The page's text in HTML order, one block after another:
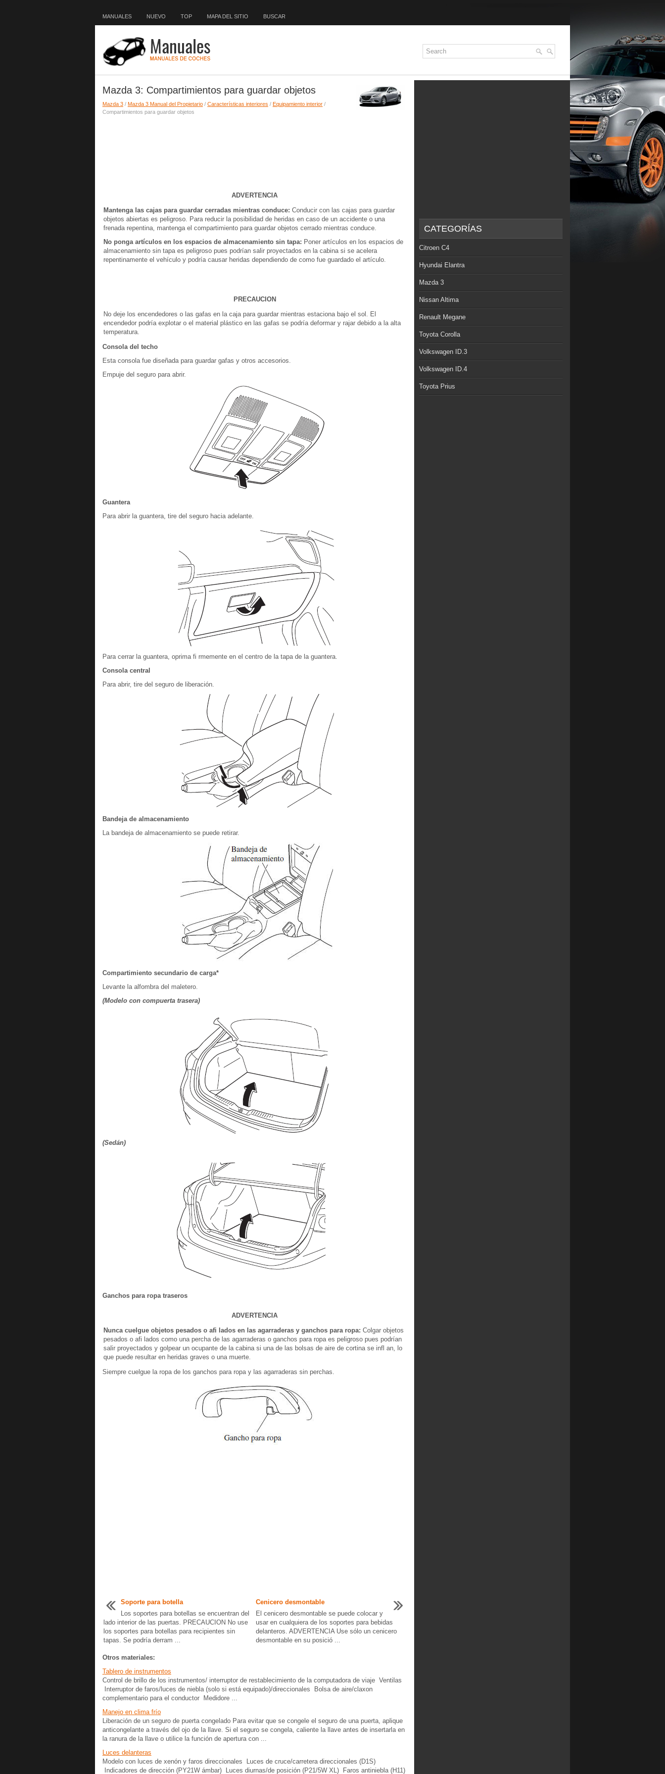
MANUALES NUEVO TOP MAPA DEL SITIO BUSCAR
Mazda 3: Compartimientos para guardar objetos
Mazda 3 / Mazda 3 Manual del Propietario / Características interiores / Equipamiento interior /
Compartimientos para guardar objetos
ADVERTENCIA
Mantenga las cajas para guardar cerradas mientras conduce: Conducir con las cajas para guardar
objetos abiertas es peligroso. Para reducir la posibilidad de heridas en caso de un accidente o una
frenada repentina, mantenga el compartimiento para guardar objetos cerrado mientras conduce.
No ponga artículos en los espacios de almacenamiento sin tapa: Poner artículos en los espacios de
almacenamiento sin tapa es peligroso pues podrían salir proyectados en la cabina si se acelera
repentinamente el vehículo y podría causar heridas dependiendo de como fue guardado el artículo.
PRECAUCION
No deje los encendedores o las gafas en la caja para guardar mientras estaciona bajo el sol. El
encendedor podría explotar o el material plástico en las gafas se podría deformar y rajar debido a la alta
temperatura.
Consola del techo
Esta consola fue diseñada para guardar gafas y otros accesorios.
Empuje del seguro para abrir.
Guantera
Para abrir la guantera, tire del seguro hacia adelante.
Para cerrar la guantera, oprima fi rmemente en el centro de la tapa de la guantera.
Consola central
Para abrir, tire del seguro de liberación.
Bandeja de almacenamiento
La bandeja de almacenamiento se puede retirar.
Compartimiento secundario de carga*
Levante la alfombra del maletero.
(Modelo con compuerta trasera)
(Sedán)
Ganchos para ropa traseros
ADVERTENCIA
Nunca cuelgue objetos pesados o afi lados en las agarraderas y ganchos para ropa: Colgar objetos
pesados o afi lados como una percha de las agarraderas o ganchos para ropa es peligroso pues podrían
salir proyectados y golpear un ocupante de la cabina si una de las bolsas de aire de cortina se infl an, lo
que puede resultar en heridas graves o una muerte.
Siempre cuelgue la ropa de los ganchos para ropa y las agarraderas sin perchas.
Soporte para botella
Los soportes para botellas se encuentran del
lado interior de las puertas. PRECAUCION No use
los soportes para botellas para recipientes sin
tapas. Se podría derram ...
Cenicero desmontable
El cenicero desmontable se puede colocar y
usar en cualquiera de los soportes para bebidas
delanteros. ADVERTENCIA Use sólo un cenicero
desmontable en su posició ...
Otros materiales:
Tablero de instrumentos
Control de brillo de los instrumentos/ interruptor de restablecimiento de la computadora de viaje Ventilas
Interruptor de faros/luces de niebla (solo si está equipado)/direccionales Bolsa de aire/claxon
complementario para el conductor Medidore ...
Manejo en clima frío
Liberación de un seguro de puerta congelado Para evitar que se congele el seguro de una puerta, aplique
anticongelante a través del ojo de la llave. Si el seguro se congela, caliente la llave antes de insertarla en
la ranura de la llave o utilice la función de apertura con ...
Luces delanteras
Modelo con luces de xenón y faros direccionales Luces de cruce/carretera direccionales (D1S)
Indicadores de dirección (PY21W ámbar) Luces diurnas/de posición (P21/5W XL) Faros antiniebla (H11)
CATEGORÍAS
Citroen C4
Hyundai Elantra
Mazda 3
Nissan Altima
Renault Megane
Toyota Corolla
Volkswagen ID.3
Volkswagen ID.4
Toyota Prius